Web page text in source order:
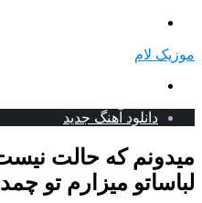
موزیک لام
دانلود آهنگ جدید
میدونم که حالت
لباساتو میزارم تو